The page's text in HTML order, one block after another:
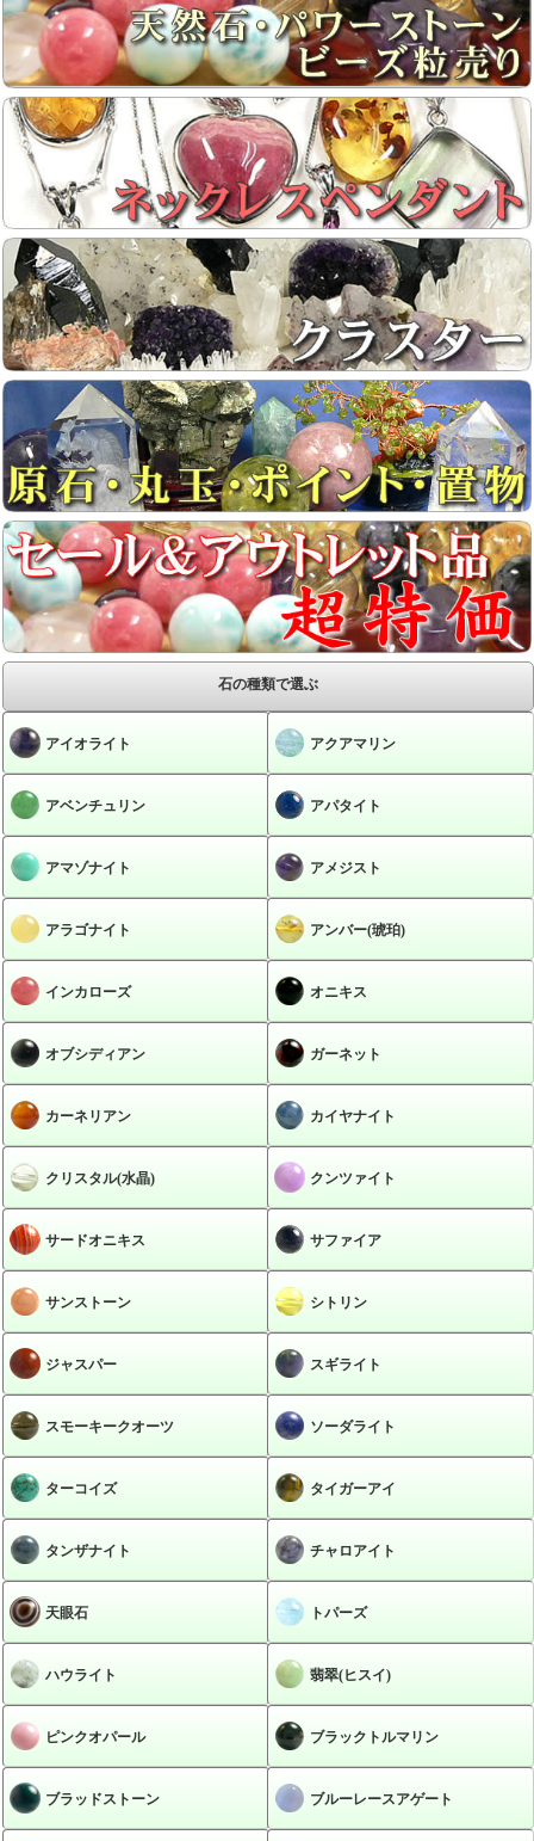
石の種類で選ぶ
アイオライト アクアマリン
アベンチュリン アパタイト
アマゾナイト アメジスト
アラゴナイト アンバー(琥珀)
インカローズ オニキス
オブシディアン ガーネット
カーネリアン カイヤナイト
クリスタル(水晶) クンツァイト
サードオニキス サファイア
サンストーン シトリン
ジャスパー スギライト
スモーキークオーツ ソーダライト
ターコイズ タイガーアイ
タンザナイト チャロアイト
天眼石 トパーズ
ハウライト 翡翠(ヒスイ)
ピンクオパール ブラックトルマリン
ブラッドストーン ブルーレースアゲート